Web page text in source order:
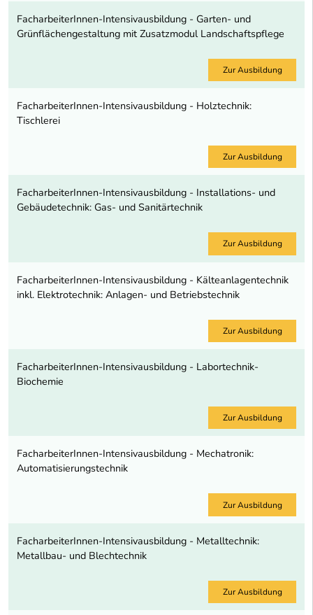
FacharbeiterInnen-Intensivausbildung - Garten- und
Grünflächengestaltung mit Zusatzmodul Landschaftspflege
Zur Ausbildung
FacharbeiterInnen-Intensivausbildung - Holztechnik:
Tischlerei
Zur Ausbildung
FacharbeiterInnen-Intensivausbildung - Installations- und
Gebäudetechnik: Gas- und Sanitärtechnik
Zur Ausbildung
FacharbeiterInnen-Intensivausbildung - Kälteanlagentechnik
inkl. Elektrotechnik: Anlagen- und Betriebstechnik
Zur Ausbildung
FacharbeiterInnen-Intensivausbildung - Labortechnik-
Biochemie
Zur Ausbildung
FacharbeiterInnen-Intensivausbildung - Mechatronik:
Automatisierungstechnik
Zur Ausbildung
FacharbeiterInnen-Intensivausbildung - Metalltechnik:
Metallbau- und Blechtechnik
Zur Ausbildung